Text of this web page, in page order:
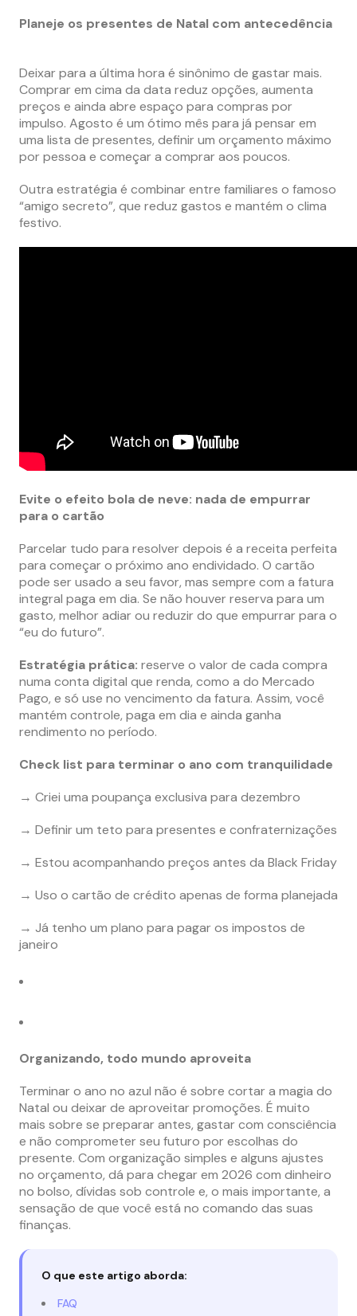
Planeje os presentes de Natal com antecedência
Deixar para a última hora é sinônimo de gastar mais.
Comprar em cima da data reduz opções, aumenta
preços e ainda abre espaço para compras por
impulso. Agosto é um ótimo mês para já pensar em
uma lista de presentes, definir um orçamento máximo
por pessoa e começar a comprar aos poucos.
Outra estratégia é combinar entre familiares o famoso
“amigo secreto”, que reduz gastos e mantém o clima
festivo.
Evite o efeito bola de neve: nada de empurrar
para o cartão
Parcelar tudo para resolver depois é a receita perfeita
para começar o próximo ano endividado. O cartão
pode ser usado a seu favor, mas sempre com a fatura
integral paga em dia. Se não houver reserva para um
gasto, melhor adiar ou reduzir do que empurrar para o
“eu do futuro”.
Estratégia prática: reserve o valor de cada compra
numa conta digital que renda, como a do Mercado
Pago, e só use no vencimento da fatura. Assim, você
mantém controle, paga em dia e ainda ganha
rendimento no período.
Check list para terminar o ano com tranquilidade
→ Criei uma poupança exclusiva para dezembro
→ Definir um teto para presentes e confraternizações
→ Estou acompanhando preços antes da Black Friday
→ Uso o cartão de crédito apenas de forma planejada
→ Já tenho um plano para pagar os impostos de
janeiro
Organizando, todo mundo aproveita
Terminar o ano no azul não é sobre cortar a magia do
Natal ou deixar de aproveitar promoções. É muito
mais sobre se preparar antes, gastar com consciência
e não comprometer seu futuro por escolhas do
presente. Com organização simples e alguns ajustes
no orçamento, dá para chegar em 2026 com dinheiro
no bolso, dívidas sob controle e, o mais importante, a
sensação de que você está no comando das suas
finanças.
O que este artigo aborda:
FAQ